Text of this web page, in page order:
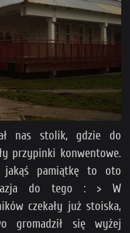
nas stolik, gdzie do
przypinki konwentowe.
jakąś pamiątkę to oto
do tego : > W
czekały już stoiska,
gromadził się wyżej